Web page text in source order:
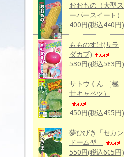
おおもの（大型ス
ーパースイート）
400円(税込440円)
もものすけ(サラ
ダカブ)
530円(税込583円)
サトウくん （極
甘キャベツ）
450円(税込495円)
夢ひびき「セカン
ドーム型」
550円(税込605円)